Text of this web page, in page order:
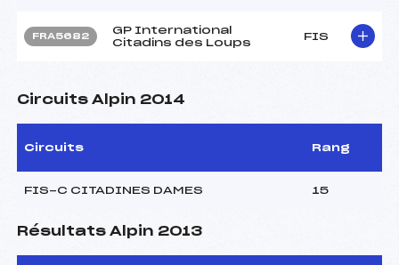
FRA5682
GP International
Citadins des Loups
FIS
Circuits Alpin 2014
Circuits Rang
FIS-C CITADINES DAMES 15
Résultats Alpin 2013